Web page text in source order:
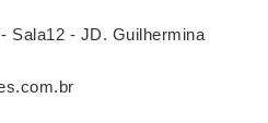
Sala12 - JD. Guilhermina